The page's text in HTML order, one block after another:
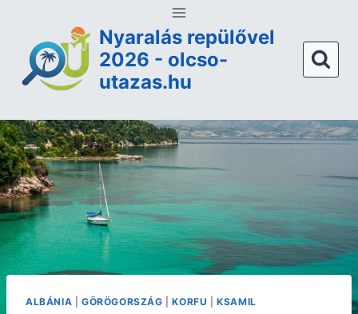
Nyaralás repülővel
2026 - olcso-
utazas.hu
ALBÁNIA |GÖRÖGORSZÁG |KORFU |KSAMIL